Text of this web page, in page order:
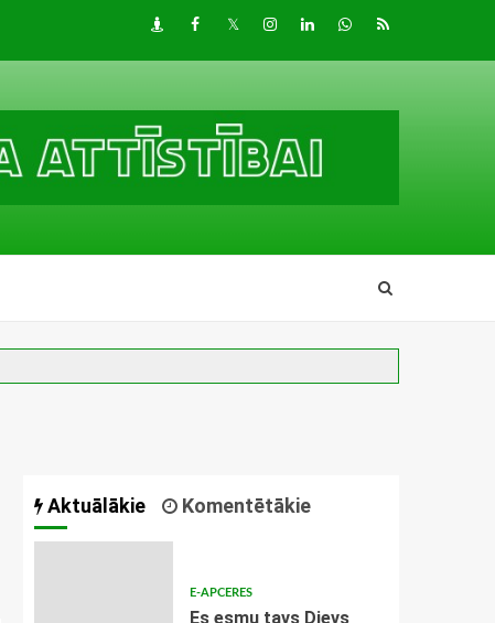
DraugiemFacebook
TwitterInstagram
LinkedInwhatsapp
RSS
Aktuālākie Komentētākie
E-APCERES
Es esmu tavs Dievs